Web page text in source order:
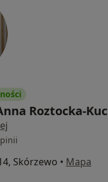
Roztocka-Kuc
Skórzewo • Mapa